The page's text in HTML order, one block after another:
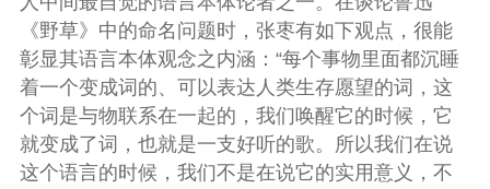
《野草》中的命名问题时，张枣有如下观点，很能
彰显其语言本体观念之内涵：“每个事物里面都沉睡
着一个变成词的、可以表达人类生存愿望的词，这
个词是与物联系在一起的，我们唤醒它的时候，它
就变成了词，也就是一支好听的歌。所以我们在说
这个语言的时候，我们不是在说它的实用意义，不